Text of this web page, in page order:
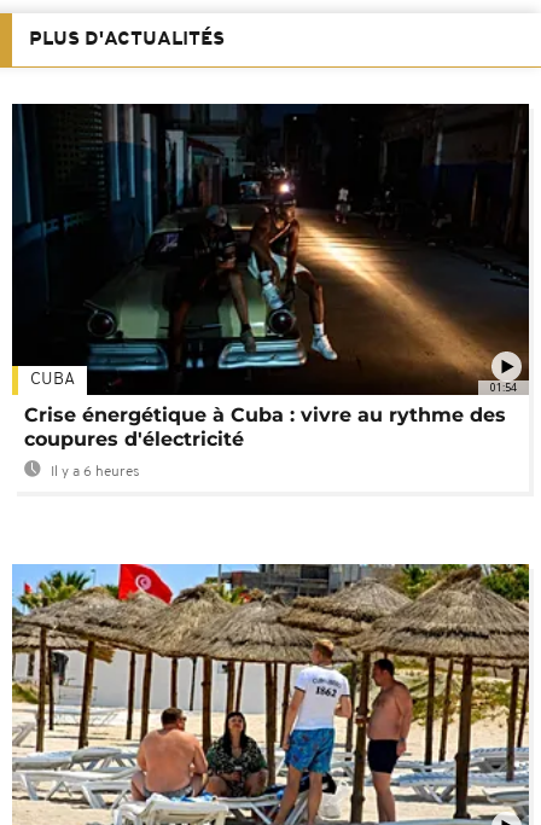
PLUS D'ACTUALITÉS
01:54
CUBA
Crise énergétique à Cuba : vivre au rythme des
coupures d'électricité
Il y a 6 heures